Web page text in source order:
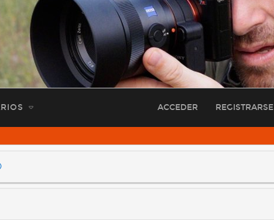
ACCEDER REGISTRARSE